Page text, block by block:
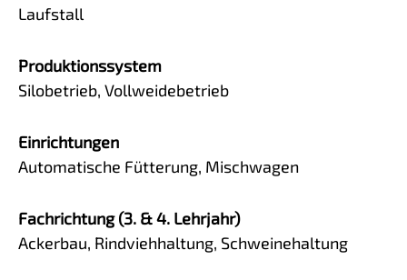
Laufstall
Produktionssystem
Silobetrieb, Vollweidebetrieb
Einrichtungen
Automatische Fütterung, Mischwagen
Fachrichtung (3. & 4. Lehrjahr)
Ackerbau, Rindviehhaltung, Schweinehaltung